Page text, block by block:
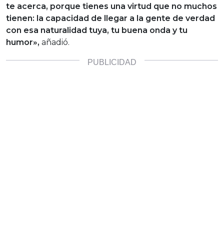
te acerca, porque tienes una virtud que no muchos
tienen: la capacidad de llegar a la gente de verdad
con esa naturalidad tuya, tu buena onda y tu
humor», añadió.